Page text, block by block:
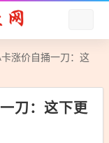
涨价自捅一刀：这
刀：这下更